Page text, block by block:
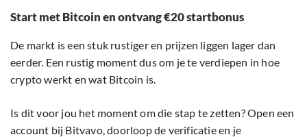
Start met Bitcoin en ontvang €20 startbonus
De markt is een stuk rustiger en prijzen liggen lager dan
eerder. Een rustig moment dus om je te verdiepen in hoe
crypto werkt en wat Bitcoin is.
Is dit voor jou het moment om die stap te zetten? Open een
account bij Bitvavo, doorloop de verificatie en je